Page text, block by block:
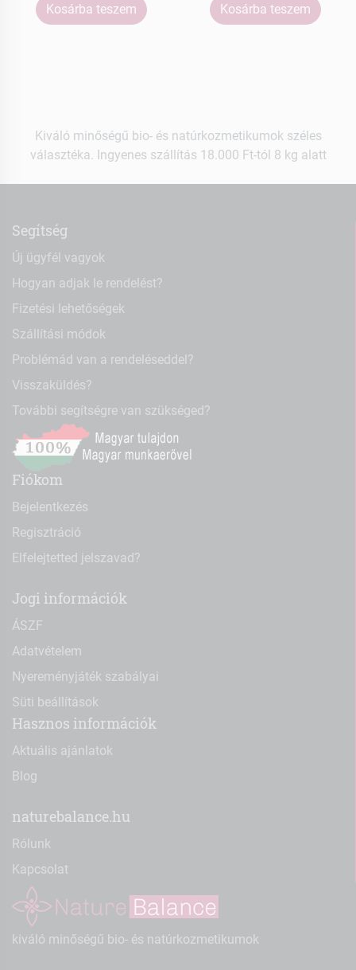
Kosárba teszem Kosárba teszem
Kiváló minőségű bio- és natúrkozmetikumok széles
választéka. Ingyenes szállítás 18.000 Ft-tól 8 kg alatt
Segítség
Új ügyfél vagyok
Hogyan adjak le rendelést?
Fizetési lehetőségek
Szállítási módok
Problémád van a rendeléseddel?
Visszaküldés?
További segítségre van szükséged?
Fiókom
Bejelentkezés
Regisztráció
Elfelejtetted jelszavad?
Jogi információk
ÁSZF
Adatvételem
Nyereményjáték szabályai
Süti beállítások
Hasznos információk
Aktuális ajánlatok
Blog
naturebalance.hu
Rólunk
Kapcsolat
kiváló minőségű bio- és natúrkozmetikumok